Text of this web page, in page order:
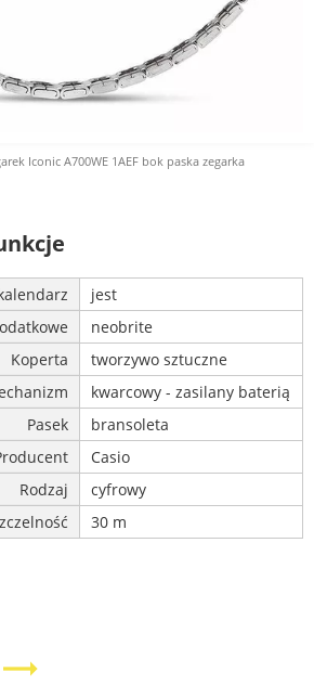
Iconic A700WE 1AEF bok paska zegarka
jest
neobrite
Koperta
tworzywo sztuczne
kwarcowy - zasilany baterią
Pasek
bransoleta
Casio
Rodzaj
cyfrowy
30 m
trending_flat